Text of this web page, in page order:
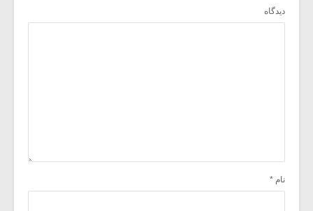
دیدگاه
نام *